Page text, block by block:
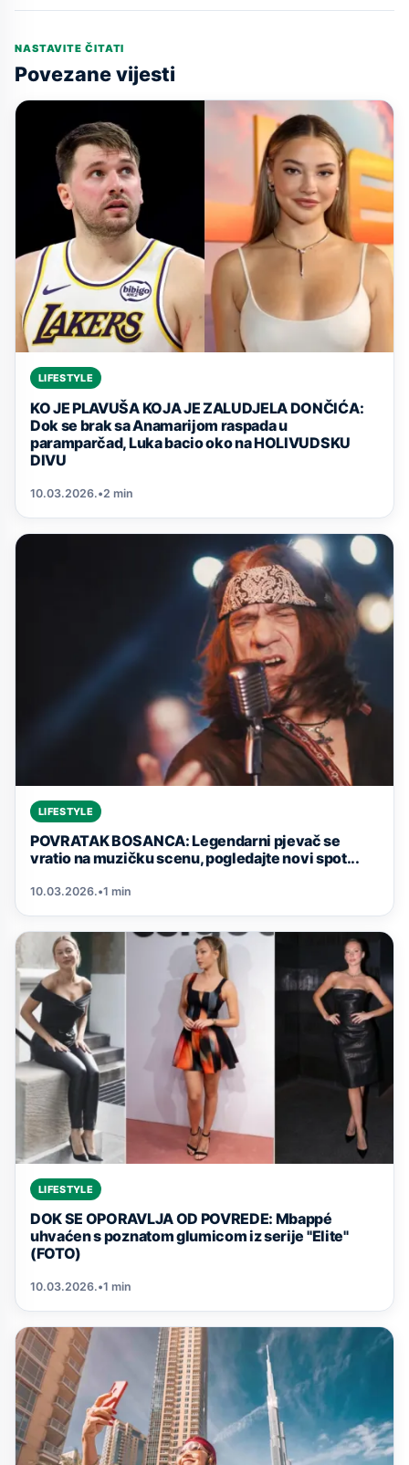
NASTAVITE ČITATI
Povezane vijesti
LIFESTYLE
KO JE PLAVUŠA KOJA JE ZALUDJELA DONČIĆA:
Dok se brak sa Anamarijom raspada u
paramparčad, Luka bacio oko na HOLIVUDSKU
DIVU
10.03.2026.•2 min
LIFESTYLE
POVRATAK BOSANCA: Legendarni pjevač se
vratio na muzičku scenu, pogledajte novi spot...
10.03.2026.•1 min
LIFESTYLE
DOK SE OPORAVLJA OD POVREDE: Mbappé
uhvaćen s poznatom glumicom iz serije "Elite"
(FOTO)
10.03.2026.•1 min